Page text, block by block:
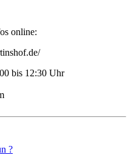
online:
bis 12:30 Uhr
?